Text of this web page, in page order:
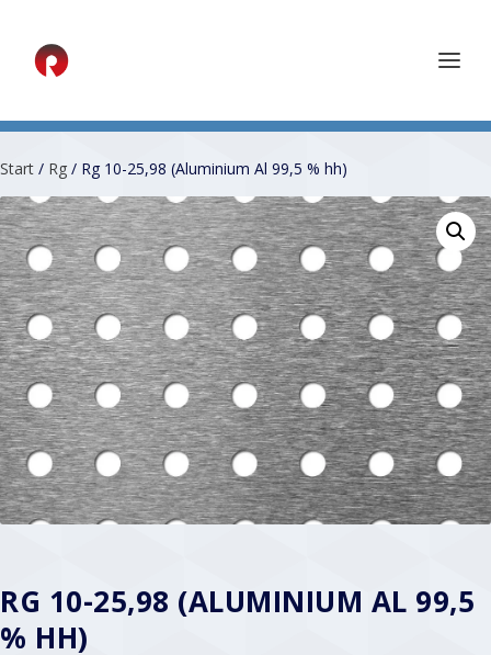
Start / Rg / Rg 10-25,98 (Aluminium Al 99,5 % hh)
RG 10-25,98 (ALUMINIUM AL 99,5
% HH)